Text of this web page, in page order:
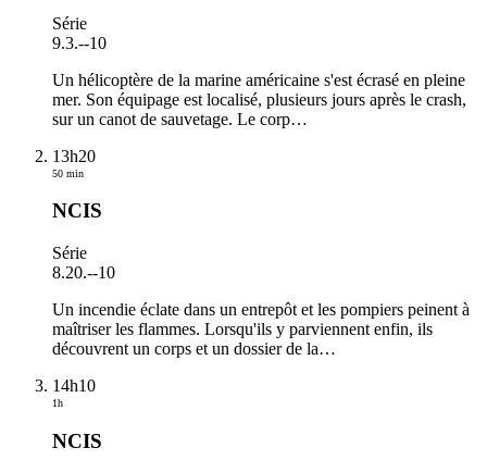
Série
9.3.--10
Un hélicoptère de la marine américaine s'est écrasé en pleine
mer. Son équipage est localisé, plusieurs jours après le crash,
sur un canot de sauvetage. Le corp…
13h20
50 min
NCIS
Série
8.20.--10
Un incendie éclate dans un entrepôt et les pompiers peinent à
maîtriser les flammes. Lorsqu'ils y parviennent enfin, ils
découvrent un corps et un dossier de la…
14h10
1h
NCIS